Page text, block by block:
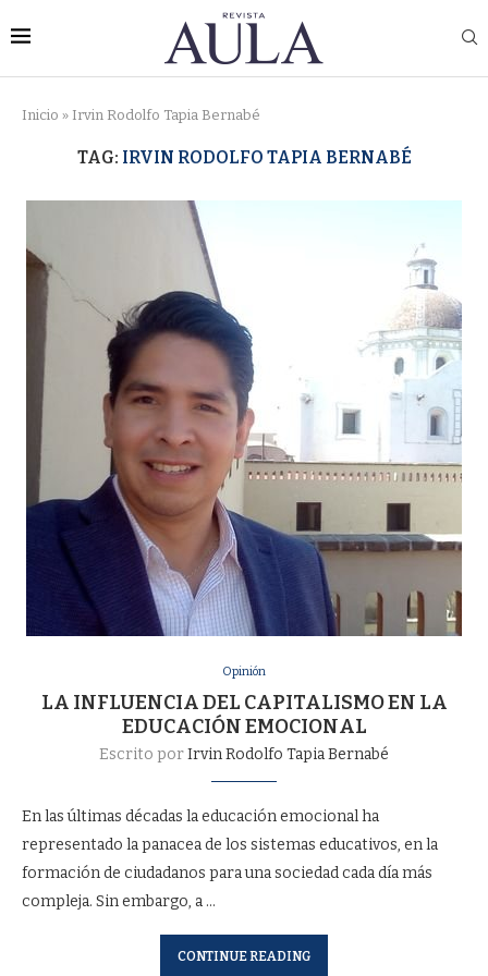
Inicio » Irvin Rodolfo Tapia Bernabé
TAG: IRVIN RODOLFO TAPIA BERNABÉ
Opinión
LA INFLUENCIA DEL CAPITALISMO EN LA
EDUCACIÓN EMOCIONAL
Escrito porIrvin Rodolfo Tapia Bernabé
En las últimas décadas la educación emocional ha
representado la panacea de los sistemas educativos, en la
formación de ciudadanos para una sociedad cada día más
compleja. Sin embargo, a …
CONTINUE READING